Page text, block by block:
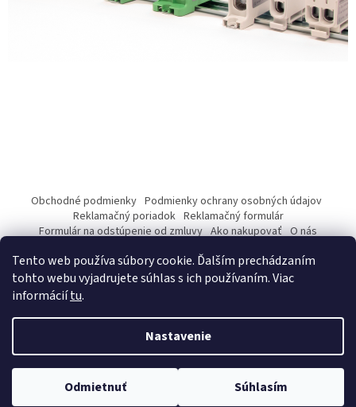
Tento web používa súbory cookie. Ďalším prechádzaním
tohto webu vyjadrujete súhlas s ich používaním. Viac
informáciítu.
Nastavenie
Odmietnuť Súhlasím
ý
ä
Obchodné podmienky Podmienky ochrany osobných údajov
Reklamačný poriadok Reklamačný formulár
Formulár na odstúpenie od zmluvy Ako nakupovať O nás
Copyright 2026pwetech.store. Všetky práva vyhradené.Upraviť